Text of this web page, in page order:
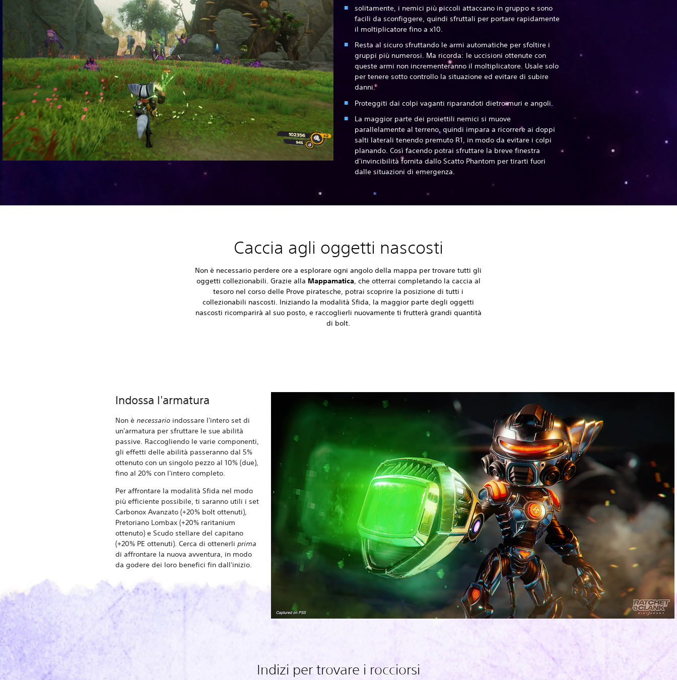
solitamente, i nemici più piccoli attaccano in gruppo e sono
facili da sconfiggere, quindi sfruttali per portare rapidamente
il moltiplicatore fino a x10.
Resta al sicuro sfruttando le armi automatiche per sfoltire i
gruppi più numerosi. Ma ricorda: le uccisioni ottenute con
queste armi non incrementeranno il moltiplicatore. Usale solo
per tenere sotto controllo la situazione ed evitare di subire
danni.
Proteggiti dai colpi vaganti riparandoti dietro muri e angoli.
La maggior parte dei proiettili nemici si muove
parallelamente al terreno, quindi impara a ricorrere ai doppi
salti laterali tenendo premuto R1, in modo da evitare i colpi
planando. Così facendo potrai sfruttare la breve finestra
d'invincibilità fornita dallo Scatto Phantom per tirarti fuori
dalle situazioni di emergenza.
Caccia agli oggetti nascosti
Non è necessario perdere ore a esplorare ogni angolo della mappa per trovare tutti gli
oggetti collezionabili. Grazie alla Mappamatica, che otterrai completando la caccia al
tesoro nel corso delle Prove piratesche, potrai scoprire la posizione di tutti i
collezionabili nascosti. Iniziando la modalità Sfida, la maggior parte degli oggetti
nascosti ricomparirà al suo posto, e raccoglierli nuovamente ti frutterà grandi quantità
di bolt.
Indossa l'armatura
Non è necessario indossare l'intero set di
un'armatura per sfruttare le sue abilità
passive. Raccogliendo le varie componenti,
gli effetti delle abilità passeranno dal 5%
ottenuto con un singolo pezzo al 10% (due),
fino al 20% con l'intero completo.
Per affrontare la modalità Sfida nel modo
più efficiente possibile, ti saranno utili i set
Carbonox Avanzato (+20% bolt ottenuti),
Pretoriano Lombax (+20% raritanium
ottenuto) e Scudo stellare del capitano
(+20% PE ottenuti). Cerca di ottenerli prima
di affrontare la nuova avventura, in modo
da godere dei loro benefici fin dall'inizio.
Indizi per trovare i rocciorsi